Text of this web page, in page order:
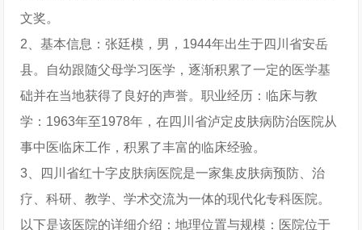
文奖。
2、基本信息：张廷模，男，1944年出生于四川省安岳
县。自幼跟随父母学习医学，逐渐积累了一定的医学基
础并在当地获得了良好的声誉。职业经历：临床与教
学：1963年至1978年，在四川省泸定皮肤病防治医院从
事中医临床工作，积累了丰富的临床经验。
3、四川省红十字皮肤病医院是一家集皮肤病预防、治
疗、科研、教学、学术交流为一体的现代化专科医院。
以下是该医院的详细介绍：地理位置与规模：医院位于